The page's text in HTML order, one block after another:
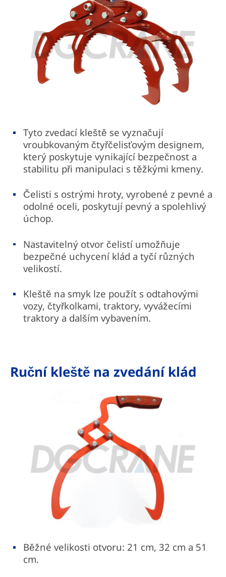
Tyto zvedací kleště se vyznačují
vroubkovaným čtyřčelisťovým designem,
který poskytuje vynikající bezpečnost a
stabilitu při manipulaci s těžkými kmeny.
Čelisti s ostrými hroty, vyrobené z pevné a
odolné oceli, poskytují pevný a spolehlivý
úchop.
Nastavitelný otvor čelistí umožňuje
bezpečné uchycení klád a tyčí různých
velikostí.
Kleště na smyk lze použít s odtahovými
vozy, čtyřkolkami, traktory, vyvážecími
traktory a dalším vybavením.
Ruční kleště na zvedání klád
Běžné velikosti otvoru: 21 cm, 32 cm a 51
cm.